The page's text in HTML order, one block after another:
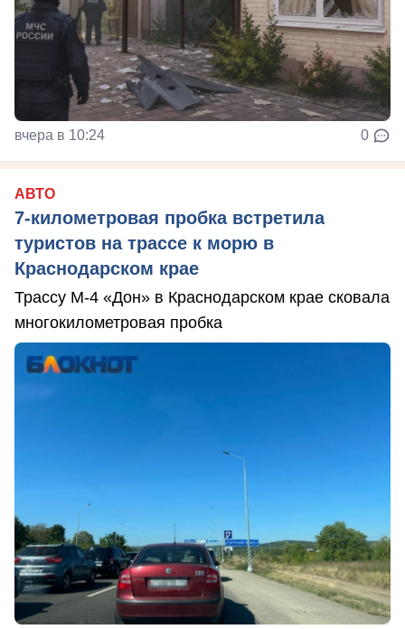
вчера в 10:24 0
АВТО
7-километровая пробка встретила
туристов на трассе к морю в
Краснодарском крае
Трассу М-4 «Дон» в Краснодарском крае сковала
многокилометровая пробка